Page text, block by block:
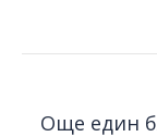
Още един